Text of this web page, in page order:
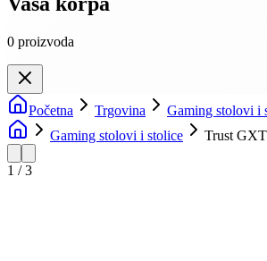
0 proizvoda
Početna Trgovina Gaming stolovi i
Gaming stolovi i stolice
Trust
1 /3